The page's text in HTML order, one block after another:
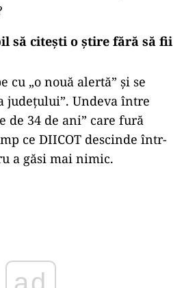
să citești o știre fără să fii
cu „o nouă alertă” și se
județului”. Undeva între
de 34 de ani” care fură
ce DIICOT descinde într-
a găsi mai nimic.